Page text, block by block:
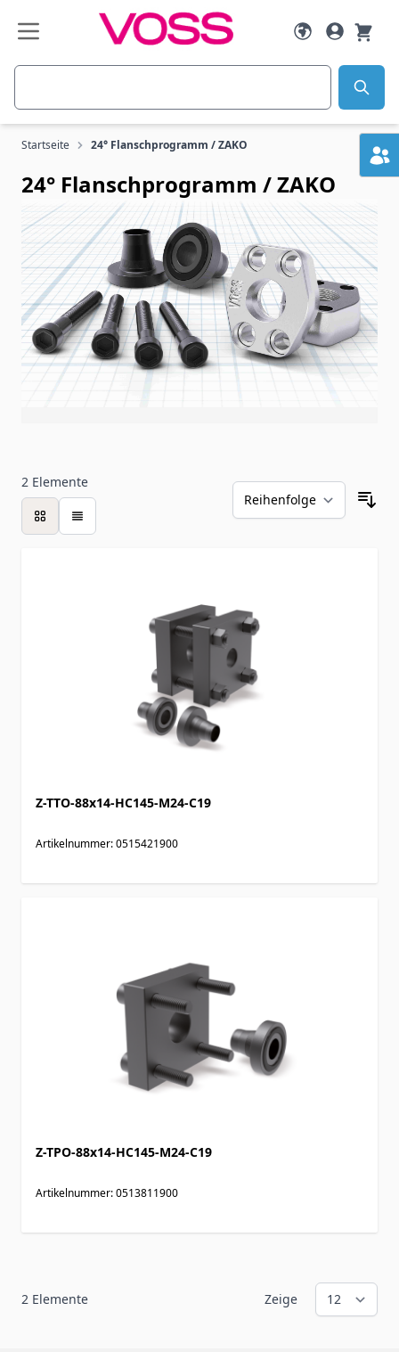
Zum Inhalt springen
Suche
Startseite 24° Flanschprogramm / ZAKO
24° Flanschprogramm / ZAKO
2 Elemente
Liste
Z-TTO-88x14-HC145-M24-C19
Artikelnummer: 0515421900
Z-TPO-88x14-HC145-M24-C19
Artikelnummer: 0513811900
2 Elemente Zeige